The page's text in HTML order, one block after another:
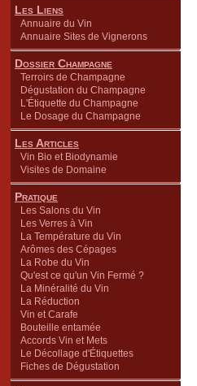
Les Liens
Annuaire du Vin
Annuaire Sites de Vignerons
Dossier Champagne
Terroirs de Champagne
Dégustation du Champagne
L'Étiquette du Champagne
Le Dosage du Champagne
Les Articles
Vin Bio et Biodynamie
Visites de Domaine
Pratique
Les Salons du Vin
Les Verres à Vin
La Température du Vin
Arômes des Cépages
La Robe du Vin
Qu'est ce qu'un Vin Fermé ?
La Minéralité du Vin
La Réduction
Vin et Carafe
Bouteille entamée
Accords Vin et Mets
Le Décollage d'Étiquettes
Fiches de Dégustation